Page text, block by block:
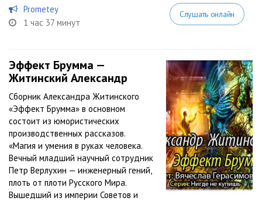
Prometey
1 час 37 минут
Слушать онлайн
Эффект Брумма —
Житинский Александр
Сборник Александра Житинского
«Эффект Брумма» в основном
состоит из юмористических
производственных рассказов.
«Магия и умения в руках человека.
Вечный младший научный сотрудник
Петр Верлухин — инженерный гений,
плоть от плоти Русского Мира.
Вышедший из империи Советов и